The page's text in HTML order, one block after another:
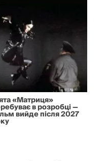
«Матриця»
в розробці —
вийде після 2027